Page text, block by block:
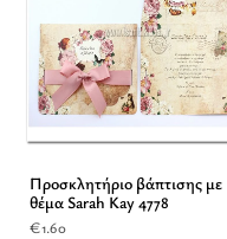
Προσκλητήριο βάπτισης με
θέμα Sarah Kay 4778
€1.60